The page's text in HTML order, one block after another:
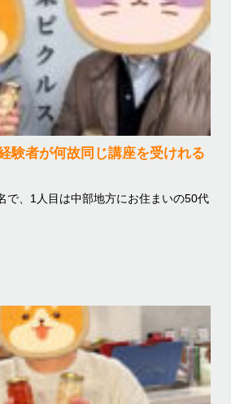
験者が何故同じ講座を受けれる
で、1人目は中部地方にお住まいの50代